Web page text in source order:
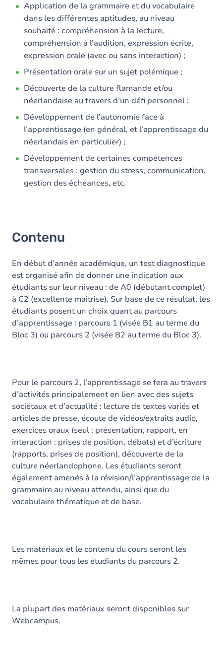
Application de la grammaire et du vocabulaire
dans les différentes aptitudes, au niveau
souhaité : compréhension à la lecture,
compréhension à l’audition, expression écrite,
expression orale (avec ou sans interaction) ;
Présentation orale sur un sujet polémique ;
Découverte de la culture flamande et/ou
néerlandaise au travers d’un défi personnel ;
Développement de l’autonomie face à
l’apprentissage (en général, et l’apprentissage du
néerlandais en particulier) ;
Développement de certaines compétences
transversales : gestion du stress, communication,
gestion des échéances, etc.
Contenu
En début d’année académique, un test diagnostique
est organisé afin de donner une indication aux
étudiants sur leur niveau : de A0 (débutant complet)
à C2 (excellente maitrise). Sur base de ce résultat, les
étudiants posent un choix quant au parcours
d’apprentissage : parcours 1 (visée B1 au terme du
Bloc 3) ou parcours 2 (visée B2 au terme du Bloc 3).
Pour le parcours 2, l’apprentissage se fera au travers
d’activités principalement en lien avec des sujets
sociétaux et d’actualité : lecture de textes variés et
articles de presse, écoute de vidéos/extraits audio,
exercices oraux (seul : présentation, rapport, en
interaction : prises de position, débats) et d’écriture
(rapports, prises de position), découverte de la
culture néerlandophone. Les étudiants seront
également amenés à la révision/l’apprentissage de la
grammaire au niveau attendu, ainsi que du
vocabulaire thématique et de base.
Les matériaux et le contenu du cours seront les
mêmes pour tous les étudiants du parcours 2.
La plupart des matériaux seront disponibles sur
Webcampus.